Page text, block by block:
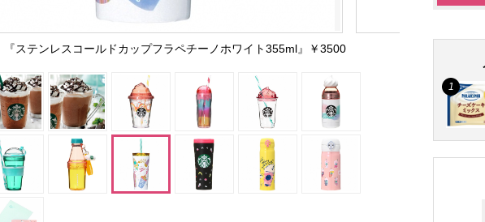
『ステンレスコールドカップフラペチーノホワイト355ml』￥3500